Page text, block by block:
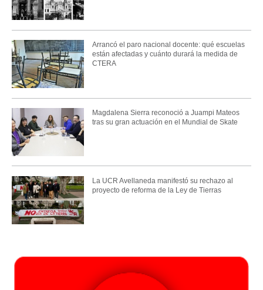
Arrancó el paro nacional docente: qué escuelas
están afectadas y cuánto durará la medida de
CTERA
Magdalena Sierra reconoció a Juampi Mateos
tras su gran actuación en el Mundial de Skate
La UCR Avellaneda manifestó su rechazo al
proyecto de reforma de la Ley de Tierras